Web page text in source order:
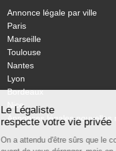
Le Légaliste
respecte votre vie
On a attendu d'être sûrs que
Annonce légale par ville
Paris
Marseille
Toulouse
Nantes
Lyon
Bordeaux
Nice
Annonces légales nouvelles